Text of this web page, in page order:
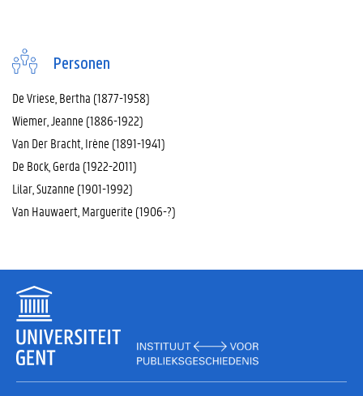
Personen
De Vriese, Bertha (1877-1958)
Wiemer, Jeanne (1886-1922)
Van Der Bracht, Irène (1891-1941)
De Bock, Gerda (1922-2011)
Lilar, Suzanne (1901-1992)
Van Hauwaert, Marguerite (1906-?)